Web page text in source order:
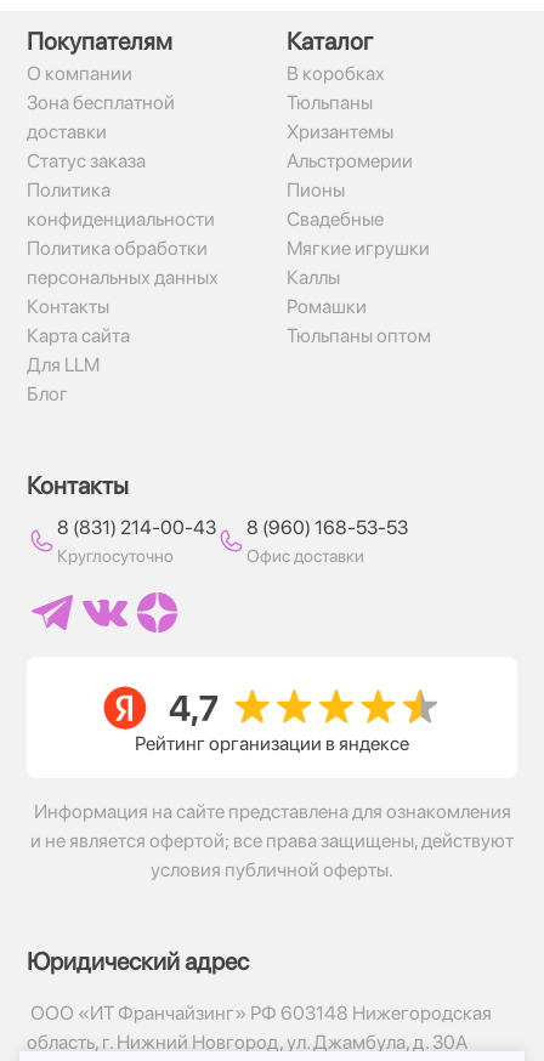
Покупателям
О компании
Зона бесплатной
доставки
Статус заказа
Политика
конфиденциальности
Политика обработки
персональных данных
Контакты
Карта сайта
Для LLM
Блог
Каталог
В коробках
Тюльпаны
Хризантемы
Альстромерии
Пионы
Свадебные
Мягкие игрушки
Каллы
Ромашки
Тюльпаны оптом
Контакты
8 (831) 214-00-43
Круглосуточно
8 (960) 168-53-53
Офис доставки
Рейтинг организации в яндексе
Информация на сайте представлена для ознакомления
и не является офертой; все права защищены, действуют
условия публичной оферты.
Юридический адрес
ООО «ИТ Франчайзинг» РФ 603148 Нижегородская
область, г. Нижний Новгород, ул. Джамбула, д. 30А